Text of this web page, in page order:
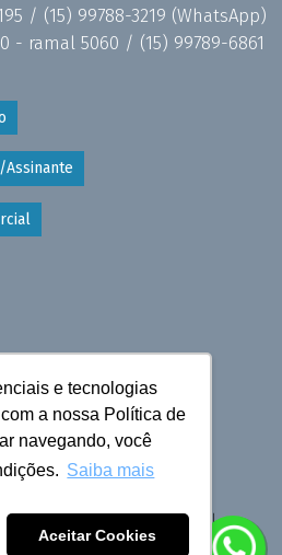
e tecnologias
a nossa Política de
navegando, você
Saiba mais
Aceitar Cookies
/ (15) 99788-3219 (WhatsApp)
- ramal 5060 / (15) 99789-6861
© 2026 Cruzeiro do Sul